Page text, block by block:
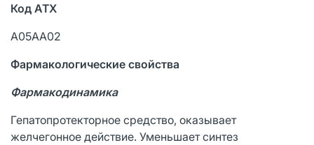
Код ATX
А05АА02
Фармакологические свойства
Фармакодинамика
Гепатопротекторное средство, оказывает
желчегонное действие. Уменьшает синтез